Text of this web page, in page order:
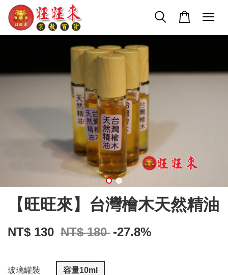
【旺旺來】台灣檜木天然精油
NT$ 130 NT$ 180 -27.8%
玻璃罐裝 容量10ml